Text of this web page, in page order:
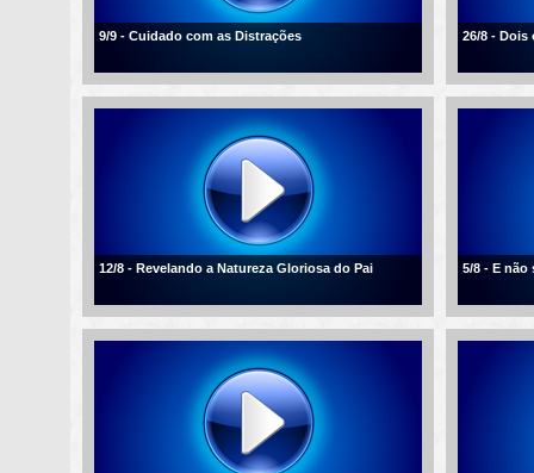
9/9 - Cuidado com as Distrações 26/8 - Dois
12/8 - Revelando a Natureza Gloriosa do Pai 5/8 - E não